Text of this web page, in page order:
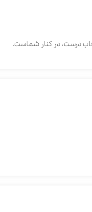
‌کنار ‌شماست‌.